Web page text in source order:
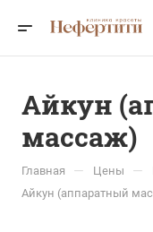
Айкун
массаж)
Главная — Цены —
Айкун (аппаратный